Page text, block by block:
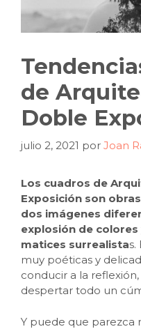
de
Doble
julio 2, 2021 por Joan
Los cuadros de
Exposición son
dos imágenes
explosión de
matices surrealistas.
muy poéticas y
conducir a la
despertar todo un
Y puede que parezca